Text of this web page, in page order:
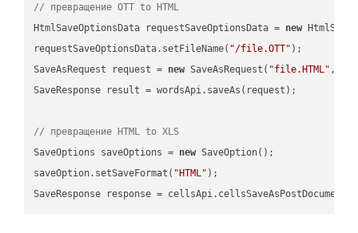
// превращение OTT to HTML
HtmlSaveOptionsData requestSaveOptionsData = new
requestSaveOptionsData.setFileName( "/file.OTT" );
SaveAsRequest request = new SaveAsRequest( "file.HTML"
SaveResponse result = wordsApi.saveAs(request);
// превращение HTML to XLS
SaveOptions saveOptions = new SaveOption();
saveOption.setSaveFormat( "HTML" );
SaveResponse response =